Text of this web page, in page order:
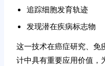
追踪细胞发育轨迹
发现潜在疾病标志物
这一技术在癌症研究、免
计中具有重要应用价值，